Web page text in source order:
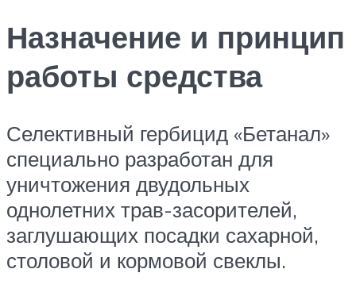
Назначение и принцип
работы средства
Селективный гербицид «Бетанал»
специально разработан для
уничтожения двудольных
однолетних трав-засорителей,
заглушающих посадки сахарной,
столовой и кормовой свеклы.